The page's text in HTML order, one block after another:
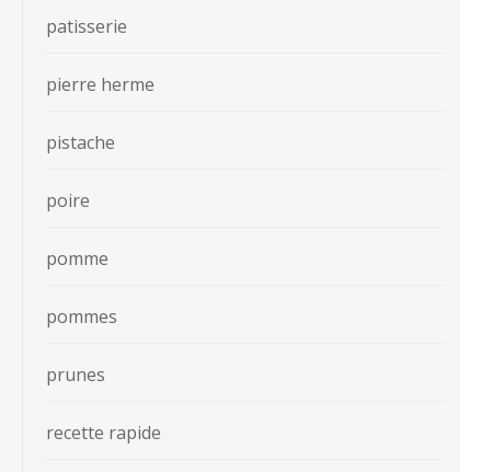
patisserie
pierre herme
pistache
poire
pomme
pommes
prunes
recette rapide